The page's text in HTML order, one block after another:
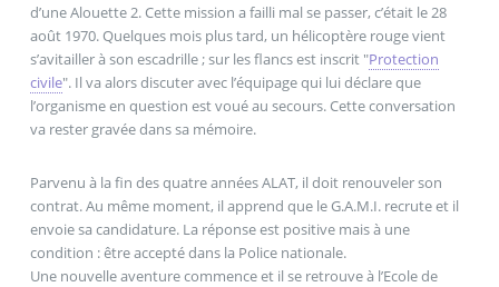
d’une Alouette 2. Cette mission a failli mal se passer, c’était le 28
août 1970. Quelques mois plus tard, un hélicoptère rouge vient
s’avitailler à son escadrille ; sur les flancs est inscrit "Protection
civile". Il va alors discuter avec l’équipage qui lui déclare que
l’organisme en question est voué au secours. Cette conversation
va rester gravée dans sa mémoire.
Parvenu à la fin des quatre années ALAT, il doit renouveler son
contrat. Au même moment, il apprend que le G.A.M.I. recrute et il
envoie sa candidature. La réponse est positive mais à une
condition : être accepté dans la Police nationale.
Une nouvelle aventure commence et il se retrouve à l’Ecole de